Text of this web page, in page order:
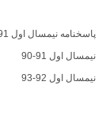
پاسخنامه نیمسال اول 91-90
نیمسال اول 91-90
نیمسال اول 92-93